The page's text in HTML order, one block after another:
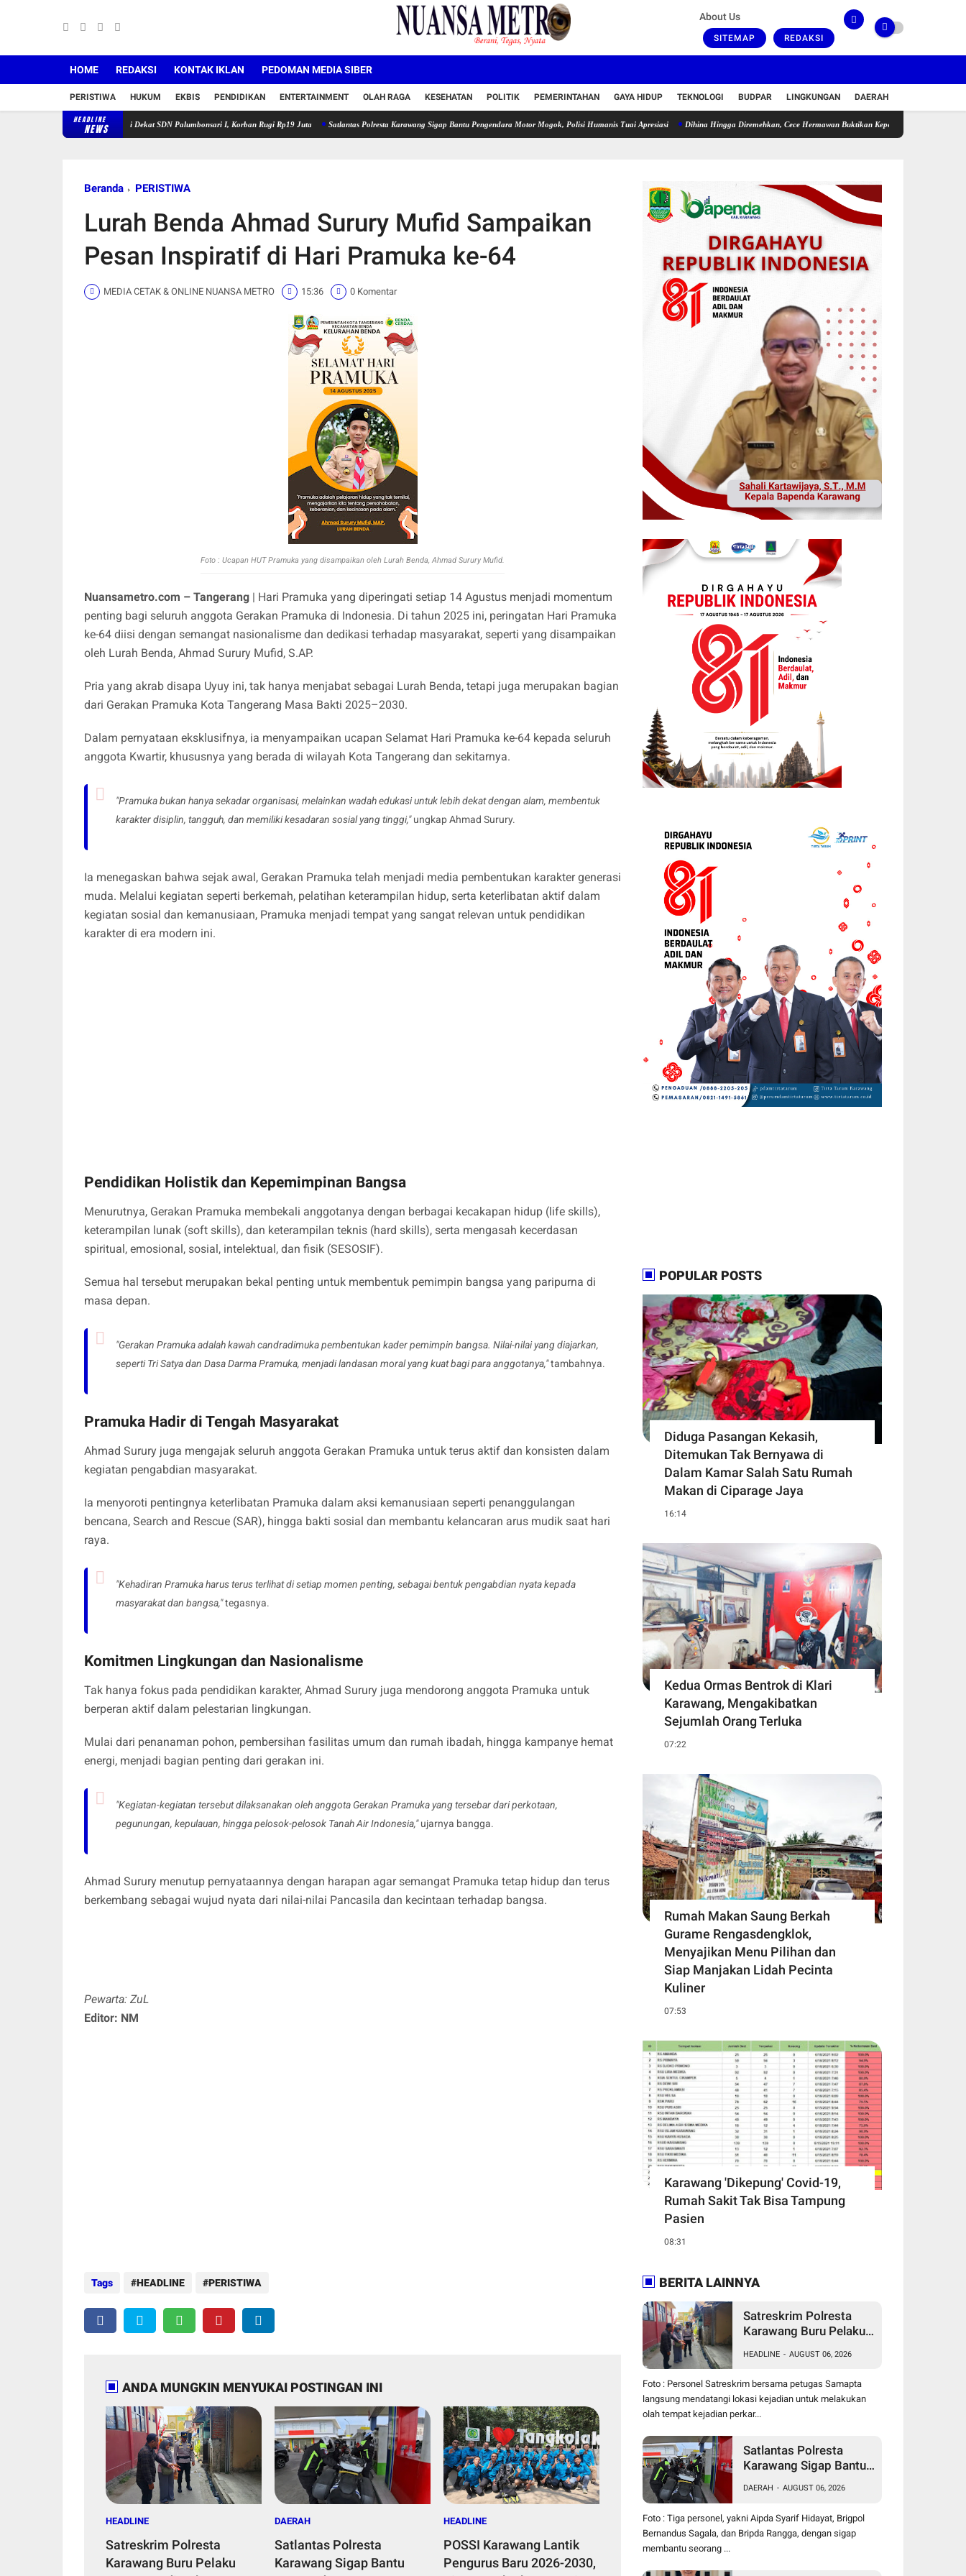
About Us
SITEMAP REDAKSI
HOME REDAKSI KONTAK IKLAN PEDOMAN MEDIA SIBER
PERISTIWA HUKUM EKBIS PENDIDIKAN ENTERTAINMENT OLAH RAGA KESEHATAN POLITIK PEMERINTAHAN GAYA HIDUP TEKNOLOGI BUDPAR LINGKUNGAN DAERAH
HEADLINE
NEWS
Pelaku Curanmor di Dekat SDN Palumbonsari I, Korban Rugi Rp19 Juta Satlantas Polresta Karawang Sigap Bantu Pengendara Motor Mogok, Polisi Humanis Tuai Apresiasi Dihina Hingga Diremehkan, Cece Hermawan Buktikan Kepemimpinan Humanis Bangun Desa
Beranda PERISTIWA
Lurah Benda Ahmad Surury Mufid Sampaikan
Pesan Inspiratif di Hari Pramuka ke-64
MEDIA CETAK & ONLINE NUANSA METRO 15:36 0 Komentar
Foto : Ucapan HUT Pramuka yang disampaikan oleh Lurah Benda, Ahmad Surury Mufid.
Nuansametro.com – Tangerang | Hari Pramuka yang diperingati setiap 14 Agustus menjadi momentum
penting bagi seluruh anggota Gerakan Pramuka di Indonesia. Di tahun 2025 ini, peringatan Hari Pramuka
ke-64 diisi dengan semangat nasionalisme dan dedikasi terhadap masyarakat, seperti yang disampaikan
oleh Lurah Benda, Ahmad Surury Mufid, S.AP.
Pria yang akrab disapa Uyuy ini, tak hanya menjabat sebagai Lurah Benda, tetapi juga merupakan bagian
dari Gerakan Pramuka Kota Tangerang Masa Bakti 2025–2030.
Dalam pernyataan eksklusifnya, ia menyampaikan ucapan Selamat Hari Pramuka ke-64 kepada seluruh
anggota Kwartir, khususnya yang berada di wilayah Kota Tangerang dan sekitarnya.
"Pramuka bukan hanya sekadar organisasi, melainkan wadah edukasi untuk lebih dekat dengan alam, membentuk
karakter disiplin, tangguh, dan memiliki kesadaran sosial yang tinggi,"ungkap Ahmad Surury.
Ia menegaskan bahwa sejak awal, Gerakan Pramuka telah menjadi media pembentukan karakter generasi
muda. Melalui kegiatan seperti berkemah, pelatihan keterampilan hidup, serta keterlibatan aktif dalam
kegiatan sosial dan kemanusiaan, Pramuka menjadi tempat yang sangat relevan untuk pendidikan
karakter di era modern ini.
Pendidikan Holistik dan Kepemimpinan Bangsa
Menurutnya, Gerakan Pramuka membekali anggotanya dengan berbagai kecakapan hidup (life skills),
keterampilan lunak (soft skills), dan keterampilan teknis (hard skills), serta mengasah kecerdasan
spiritual, emosional, sosial, intelektual, dan fisik (SESOSIF).
Semua hal tersebut merupakan bekal penting untuk membentuk pemimpin bangsa yang paripurna di
masa depan.
"Gerakan Pramuka adalah kawah candradimuka pembentukan kader pemimpin bangsa. Nilai-nilai yang diajarkan,
seperti Tri Satya dan Dasa Darma Pramuka, menjadi landasan moral yang kuat bagi para anggotanya,"tambahnya.
Pramuka Hadir di Tengah Masyarakat
Ahmad Surury juga mengajak seluruh anggota Gerakan Pramuka untuk terus aktif dan konsisten dalam
kegiatan pengabdian masyarakat.
Ia menyoroti pentingnya keterlibatan Pramuka dalam aksi kemanusiaan seperti penanggulangan
bencana, Search and Rescue (SAR), hingga bakti sosial dan membantu kelancaran arus mudik saat hari
raya.
"Kehadiran Pramuka harus terus terlihat di setiap momen penting, sebagai bentuk pengabdian nyata kepada
masyarakat dan bangsa,"tegasnya.
Komitmen Lingkungan dan Nasionalisme
Tak hanya fokus pada pendidikan karakter, Ahmad Surury juga mendorong anggota Pramuka untuk
berperan aktif dalam pelestarian lingkungan.
Mulai dari penanaman pohon, pembersihan fasilitas umum dan rumah ibadah, hingga kampanye hemat
energi, menjadi bagian penting dari gerakan ini.
"Kegiatan-kegiatan tersebut dilaksanakan oleh anggota Gerakan Pramuka yang tersebar dari perkotaan,
pegunungan, kepulauan, hingga pelosok-pelosok Tanah Air Indonesia,"ujarnya bangga.
Ahmad Surury menutup pernyataannya dengan harapan agar semangat Pramuka tetap hidup dan terus
berkembang sebagai wujud nyata dari nilai-nilai Pancasila dan kecintaan terhadap bangsa.
Pewarta: ZuL
Editor: NM
Tags HEADLINE PERISTIWA
ANDA MUNGKIN MENYUKAI POSTINGAN INI
HEADLINE
Satreskrim Polresta
Karawang Buru Pelaku
DAERAH
Satlantas Polresta
Karawang Sigap Bantu
HEADLINE
POSSI Karawang Lantik
Pengurus Baru 2026-2030,
POPULAR POSTS
Diduga Pasangan Kekasih,
Ditemukan Tak Bernyawa di
Dalam Kamar Salah Satu Rumah
Makan di Ciparage Jaya
16:14
Kedua Ormas Bentrok di Klari
Karawang, Mengakibatkan
Sejumlah Orang Terluka
07:22
Rumah Makan Saung Berkah
Gurame Rengasdengklok,
Menyajikan Menu Pilihan dan
Siap Manjakan Lidah Pecinta
Kuliner
07:53
Karawang 'Dikepung' Covid-19,
Rumah Sakit Tak Bisa Tampung
Pasien
08:31
BERITA LAINNYA
Satreskrim Polresta
Karawang Buru Pelaku
Palumbonsari I, Korban
Rugi Rp19 Juta
HEADLINE - AUGUST 06, 2026
Foto : Personel Satreskrim bersama petugas Samapta
langsung mendatangi lokasi kejadian untuk melakukan
olah tempat kejadian perkar...
Satlantas Polresta
Karawang Sigap Bantu
Mogok, Polisi Humanis
Tuai Apresiasi
DAERAH - AUGUST 06, 2026
Foto : Tiga personel, yakni Aipda Syarif Hidayat, Brigpol
Bernandus Sagala, dan Bripda Rangga, dengan sigap
membantu seorang ...